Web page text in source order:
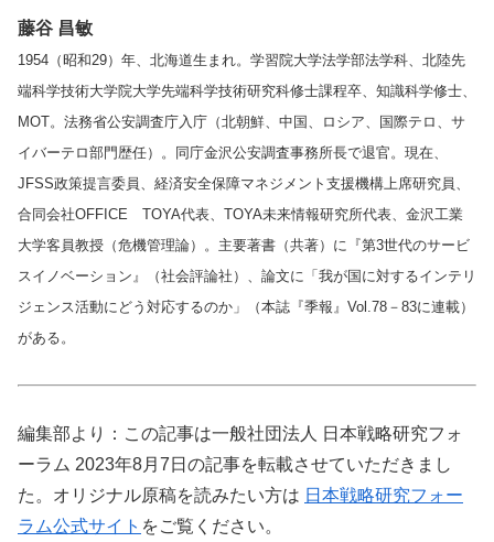
藤谷 昌敏
1954（昭和29）年、北海道生まれ。学習院大学法学部法学科、北陸先
端科学技術大学院大学先端科学技術研究科修士課程卒、知識科学修士、
MOT。法務省公安調査庁入庁（北朝鮮、中国、ロシア、国際テロ、サ
イバーテロ部門歴任）。同庁金沢公安調査事務所長で退官。現在、
JFSS政策提言委員、経済安全保障マネジメント支援機構上席研究員、
合同会社OFFICE TOYA代表、TOYA未来情報研究所代表、金沢工業
大学客員教授（危機管理論）。主要著書（共著）に『第3世代のサービ
スイノベーション』（社会評論社）、論文に「我が国に対するインテリ
ジェンス活動にどう対応するのか」（本誌『季報』Vol.78－83に連載）
がある。
編集部より：この記事は一般社団法人 日本戦略研究フォ
ーラム 2023年8月7日の記事を転載させていただきまし
た。オリジナル原稿を読みたい方は 日本戦略研究フォー
ラム公式サイト をご覧ください。